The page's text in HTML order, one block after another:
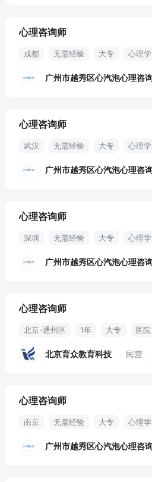
心理咨询师
成都 无需经验 大专 心理学
心理咨询师
武汉 无需经验 大专 心理学
心理咨询师
深圳 无需经验 大专 心理学
心理咨询师
北京-通州区 1年 大专 医院
自有课程福利
北京育众教育科技 民营
心理咨询师
南京 无需经验 大专 心理学